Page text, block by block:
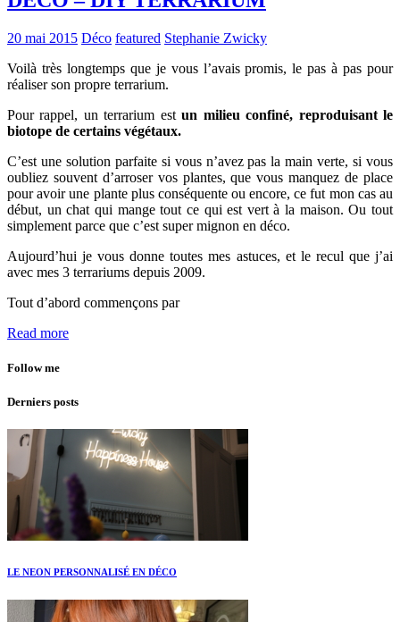
20 mai 2015 Déco featured Stephanie Zwicky
Voilà très longtemps que je vous l’avais promis, le pas à pas pour
réaliser son propre terrarium.
Pour rappel, un terrarium estun milieu confiné, reproduisant le
biotope de certains végétaux.
C’est une solution parfaite si vous n’avez pas la main verte, si vous
oubliez souvent d’arroser vos plantes, que vous manquez de place
pour avoir une plante plus conséquente ou encore, ce fut mon cas au
début, un chat qui mange tout ce qui est vert à la maison. Ou tout
simplement parce que c’est super mignon en déco.
Aujourd’hui je vous donne toutes mes astuces, et le recul que j’ai
avec mes 3 terrariums depuis 2009.
Tout d’abord commençons par
Read more
Follow me
Derniers posts
LE NEON PERSONNALISÉ EN DÉCO